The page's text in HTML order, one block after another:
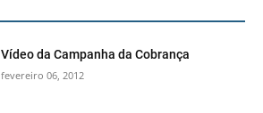
Vídeo da Campanha da Cobrança
fevereiro 06, 2012